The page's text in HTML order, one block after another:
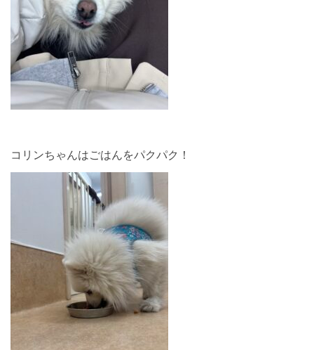
コリンちゃんはごはんをパクパク！